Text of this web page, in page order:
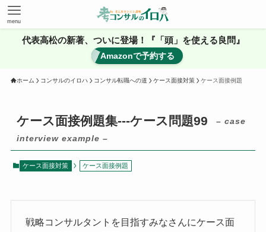
menu
代表高松の新著、ついに登場！『「頭」を使える良問』
Amazonで予約する
ホーム コンサルのイロハ コンサル転職への道 ケース面接対策 ケース面接例題
ケース面接例題集---ケース問題99
– case
interview example –
ケース面接対策 ケース面接例題
戦略コンサルタントを目指すみなさんにケース面